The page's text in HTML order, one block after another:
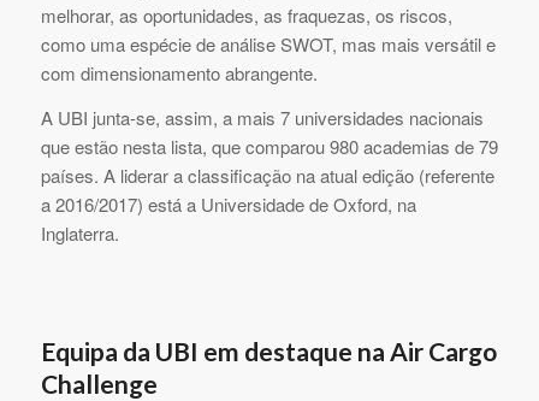
melhorar, as oportunidades, as fraquezas, os riscos,
como uma espécie de análise SWOT, mas mais versátil e
com dimensionamento abrangente.
A UBI junta-se, assim, a mais 7 universidades nacionais
que estão nesta lista, que comparou 980 academias de 79
países. A liderar a classificação na atual edição (referente
a 2016/2017) está a Universidade de Oxford, na
Inglaterra.
Equipa da UBI em destaque na Air Cargo
Challenge